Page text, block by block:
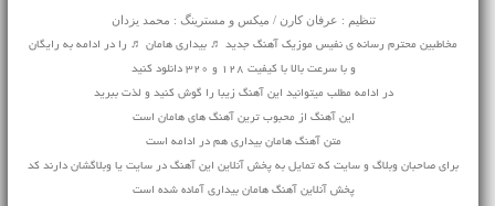
تنظیم : عرفان کارن / میکس و مسترینگ : محمد یزدان
مخاطبین محترم رسانه ی نفیس موزیک آهنگ جدید ♬ بیداری هامان ♬ را در ادامه به رایگان
و با سرعت بالا با کیفیت 128 و 320 دانلود کنید
در ادامه مطلب میتوانید این آهنگ زیبا را گوش کنید و لذت ببرید
این آهنگ از محبوب ترین آهنگ های هامان است
متن آهنگ هامان بیداری هم در ادامه است
برای صاحبان وبلاگ و سایت که تمایل به پخش آنلاین این آهنگ در سایت یا وبلاگشان دارند کد
پخش آنلاین آهنگ هامان بیداری آماده شده است